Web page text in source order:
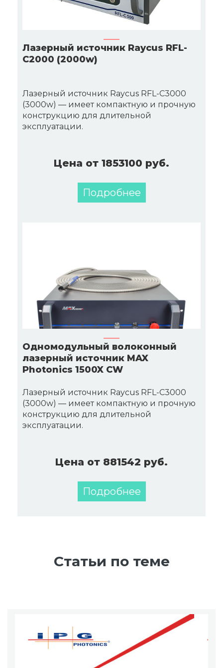
Лазерный источник Raycus RFL-
C2000 (2000w)
Лазерный источник Raycus RFL-C3000
(3000w) — имеет компактную и прочную
конструкцию для длительной
эксплуатации.
Цена от 1853100 руб.
Подробнее
Одномодульный волоконный
лазерный источник MAX
Photonics 1500X CW
Лазерный источник Raycus RFL-C3000
(3000w) — имеет компактную и прочную
конструкцию для длительной
эксплуатации.
Цена от 881542 руб.
Подробнее
Статьи по теме